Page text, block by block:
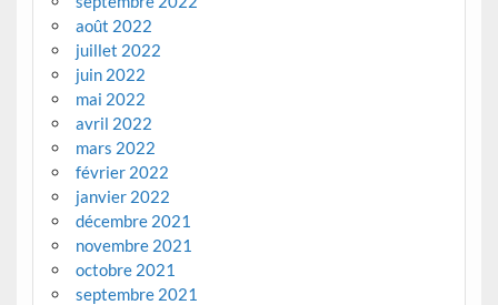
août 2022
juillet 2022
juin 2022
mai 2022
avril 2022
mars 2022
février 2022
janvier 2022
décembre 2021
novembre 2021
octobre 2021
septembre 2021